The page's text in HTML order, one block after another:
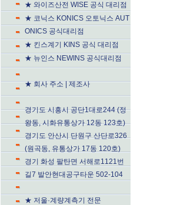
★ 와이즈산전 WISE 공식 대리점
★ 코닉스 KONICS 오토닉스 AUT
ONICS 공식대리점
★ 킨스계기 KINS 공식 대리점
★ 뉴인스 NEWINS 공식대리점
★ 회사 주소 | 제조사
경기도 시흥시 공단1대로244 (정
왕동, 시화유통상가 12동 123호)
경기도 안산시 단원구 산단로326
(원곡동, 유통상가 17동 120호)
경기 화성 팔탄면 서해로1121번
길7 발안현대공구타운 502-104
★ 저울·계량계측기 전문